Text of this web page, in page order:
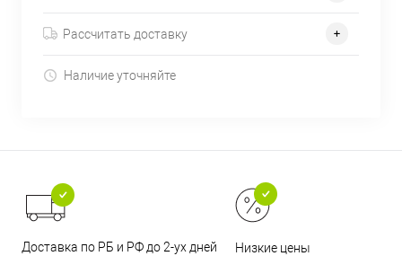
Рассчитать доставку
Наличие уточняйте
Доставка по РБ и РФ до 2-ух дней Низкие цены